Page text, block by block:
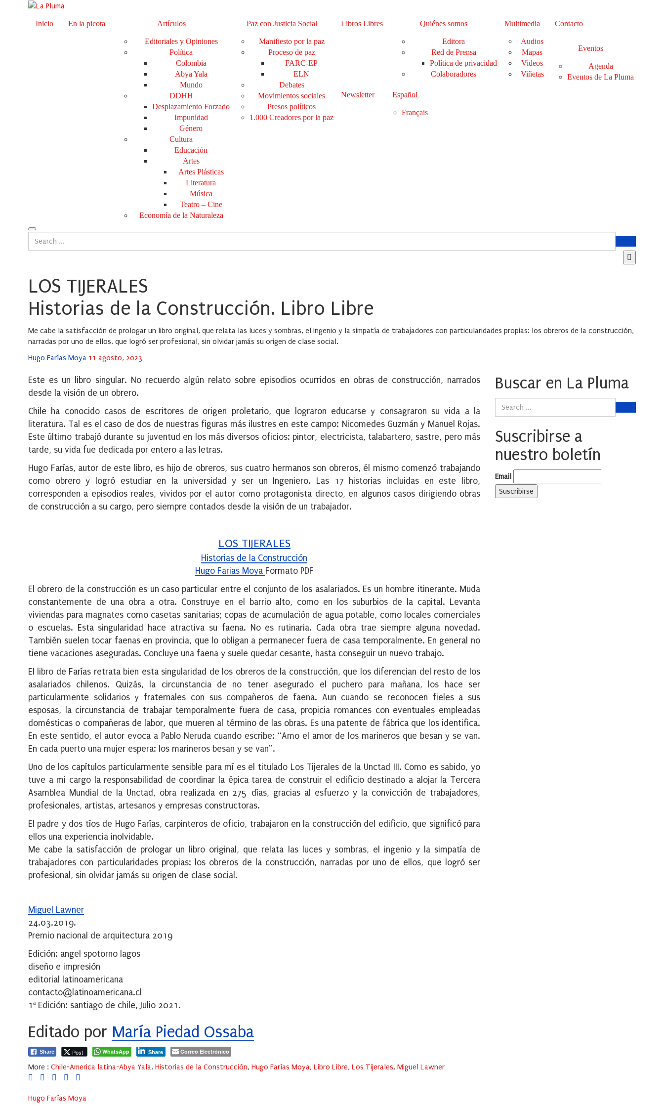
Inicio En la picota Artículos
Editoriales y Opiniones
Política
Colombia
Abya Yala
Mundo
DDHH
Desplazamiento Forzado
Impunidad
Género
Cultura
Educación
Artes
Artes Plásticas
Literatura
Música
Teatro – Cine
Economía de la Naturaleza
Paz con Justicia Social
Manifiesto por la paz
Proceso de paz
FARC-EP
ELN
Debates
Movimientos sociales
Presos políticos
1.000 Creadores por la paz
Libros Libres Quiénes somos
Editora
Red de Prensa
Política de privacidad
Colaboradores
Multimedia
Audios
Mapas
Videos
Viñetas
Contacto
Eventos
Agenda
Eventos de La Pluma
Newsletter Español
Français
LOS TIJERALES
Historias de la Construcción. Libro Libre
Me cabe la satisfacción de prologar un libro original, que relata las luces y sombras, el ingenio y la simpatía de trabajadores con particularidades propias: los obreros de la construcción,
narradas por uno de ellos, que logró ser profesional, sin olvidar jamás su origen de clase social.
Hugo Farías Moya Posted
11 agosto, 2023
Este es un libro singular. No recuerdo algún relato sobre episodios ocurridos en obras de construcción, narrados
desde la visión de un obrero.
Chile ha conocido casos de escritores de origen proletario, que lograron educarse y consagraron su vida a la
literatura. Tal es el caso de dos de nuestras figuras más ilustres en este campo: Nicomedes Guzmán y Manuel Rojas.
Este último trabajó durante su juventud en los más diversos oficios: pintor, electricista, talabartero, sastre, pero más
tarde, su vida fue dedicada por entero a las letras.
Hugo Farías, autor de este libro, es hijo de obreros, sus cuatro hermanos son obreros, él mismo comenzó trabajando
como obrero y logró estudiar en la universidad y ser un Ingeniero. Las 17 historias incluidas en este libro,
corresponden a episodios reales, vividos por el autor como protagonista directo, en algunos casos dirigiendo obras
de construcción a su cargo, pero siempre contados desde la visión de un trabajador.
LOS TIJERALES
Historias de la Construcción
Hugo Farias Moya Formato PDF
El obrero de la construcción es un caso particular entre el conjunto de los asalariados. Es un hombre itinerante. Muda
constantemente de una obra a otra. Construye en el barrio alto, como en los suburbios de la capital. Levanta
viviendas para magnates como casetas sanitarias; copas de acumulación de agua potable, como locales comerciales
o escuelas. Esta singularidad hace atractiva su faena. No es rutinaria. Cada obra trae siempre alguna novedad.
También suelen tocar faenas en provincia, que lo obligan a permanecer fuera de casa temporalmente. En general no
tiene vacaciones aseguradas. Concluye una faena y suele quedar cesante, hasta conseguir un nuevo trabajo.
El libro de Farías retrata bien esta singularidad de los obreros de la construcción, que los diferencian del resto de los
asalariados chilenos. Quizás, la circunstancia de no tener asegurado el puchero para mañana, los hace ser
particularmente solidarios y fraternales con sus compañeros de faena. Aun cuando se reconocen fieles a sus
esposas, la circunstancia de trabajar temporalmente fuera de casa, propicia romances con eventuales empleadas
domésticas o compañeras de labor, que mueren al término de las obras. Es una patente de fábrica que los identifica.
En este sentido, el autor evoca a Pablo Neruda cuando escribe: “Amo el amor de los marineros que besan y se van.
En cada puerto una mujer espera: los marineros besan y se van”.
Uno de los capítulos particularmente sensible para mí es el titulado Los Tijerales de la Unctad III. Como es sabido, yo
tuve a mi cargo la responsabilidad de coordinar la épica tarea de construir el edificio destinado a alojar la Tercera
Asamblea Mundial de la Unctad, obra realizada en 275 días, gracias al esfuerzo y la convicción de trabajadores,
profesionales, artistas, artesanos y empresas constructoras.
El padre y dos tíos de Hugo Farías, carpinteros de oficio, trabajaron en la construcción del edificio, que significó para
ellos una experiencia inolvidable.
Me cabe la satisfacción de prologar un libro original, que relata las luces y sombras, el ingenio y la simpatía de
trabajadores con particularidades propias: los obreros de la construcción, narradas por uno de ellos, que logró ser
profesional, sin olvidar jamás su origen de clase social.
Miguel Lawner
24.03.2019.
Premio nacional de arquitectura 2019
Edición: angel spotorno lagos
diseño e impresión
editorial latinoamericana
contacto@latinoamericana.cl
1ª Edición: santiago de chile, Julio 2021.
Editado por María Piedad Ossaba
Share Post WhatsApp Share Correo Electrónico
More : Chile-America latina-Abya Yala, Historias de la Construcción, Hugo Farías Moya, Libro Libre, Los Tijerales, Miguel Lawner
Hugo Farías Moya
Buscar en La Pluma
Suscribirse a
nuestro boletín
Email